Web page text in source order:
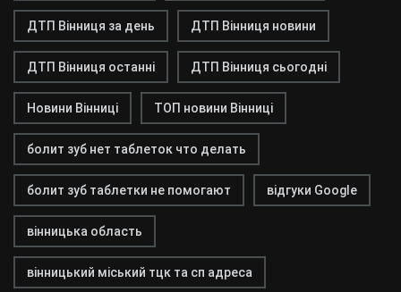
ДТП Вінниця за день ДТП Вінниця новини
ДТП Вінниця останні ДТП Вінниця сьогодні
Новини Вінниці ТОП новини Вінниці
болит зуб нет таблеток что делать
болит зуб таблетки не помогают відгуки Google
вінницька область
вінницький міський тцк та сп адреса